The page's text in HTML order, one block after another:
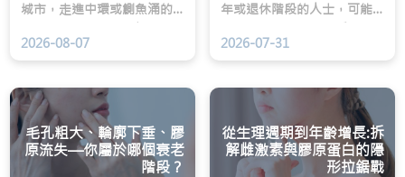
城市，走進中環或鰂魚涌的
幹的上班族。或許您也是其
峙超過八小時，右手在滑鼠
與鍵盤之間不斷游走，左手
則忙著接聽電話或翻閱文
件。然而，您是否曾感到手
肘外側隱隱作痛，甚至在拿
2026-08-07
年或退休階段的人士，可能
正高高興興地抱起活潑的孫
的沉重餸菜準備上樓梯時，
膝蓋突然毫無預警地「軟一
軟」，整個人失去平衡，差
點跌倒。
2026-07-31
毛孔粗大、輪廓下垂、膠
原流失—你屬於哪個衰老
階段？
從生理週期到年齡增長:拆
解雌激素與膠原蛋白的隱
形拉鋸戰